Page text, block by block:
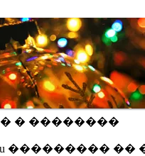
� ��������
���������